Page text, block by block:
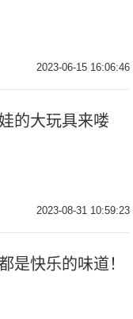
2023-06-15 16:06:46
的大玩具来喽
2023-08-31 10:59:23
是快乐的味道！